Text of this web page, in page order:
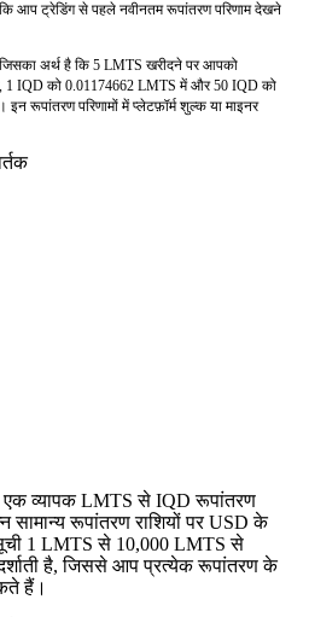
आप ट्रेडिंग से पहले नवीनतम रूपांतरण परिणाम देखने
रूपांतरण परिणामों में प्लेटफ़ॉर्म शुल्क या माइनर
एक व्यापक LMTS से IQD रूपांतरण
सामान्य रूपांतरण राशियों पर USD के
1 LMTS से 10,000 LMTS से
है, जिससे आप प्रत्येक रूपांतरण के
हैं।